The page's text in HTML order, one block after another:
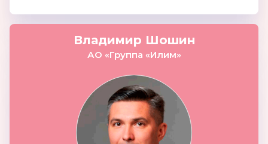
Владимир Шошин
АО «Группа «Илим»